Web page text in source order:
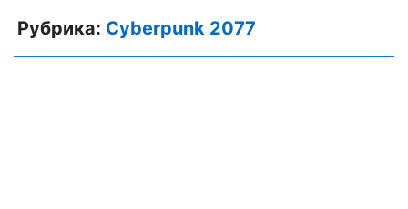
Рубрика: Cyberpunk 2077